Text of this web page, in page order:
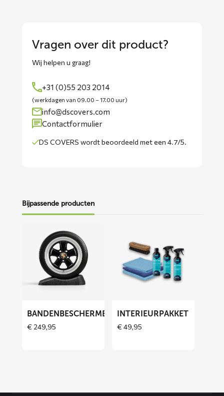
Vragen over dit product?
Wij helpen u graag!
+31 (0)55 203 2014
(werkdagen van 09.00 – 17.00 uur)
info@dscovers.com
Contactformulier
DS COVERS wordtbeoordeeld met een 4.7/5.
Bijpassende producten
Bandenbeschermers
BANDENBESCHERMERS
€ 249,95
Interieurpakket
INTERIEURPAKKET
€49,95